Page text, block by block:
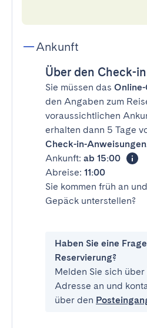
Ankunft
Über den Check-in
Sie müssen das
den Angaben zum
voraussichtlichen
erhalten dann 5 Tage
Check-in-Anweisungen
Ankunft: ab 15:00
Abreise: 11:00
Sie kommen früh an
Gepäck unterstellen?
Haben Sie eine
Reservierung?
Melden Sie sich über
Adresse an und
über den